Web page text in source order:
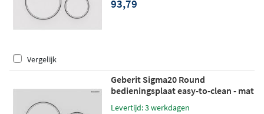
93,79
Vergelijk
Geberit Sigma20 Round
bedieningsplaat easy-to-clean - mat
wit - ringen wit
Levertijd: 3 werkdagen